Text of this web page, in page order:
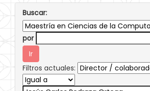
Buscar:
por
Filtros actuales: